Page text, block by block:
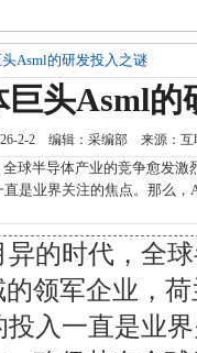
Asml的研发投入之谜
头Asml的
2-2 编辑：采编部 来源：
半导体产业的竞争愈发激
是业界关注的焦点。那么
的时代，全
领军企业，
投入一直是业